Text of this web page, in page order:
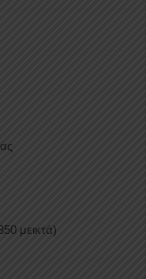
μεικτά)